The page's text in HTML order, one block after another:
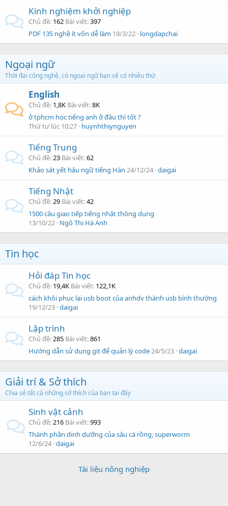
Kinh nghiệm khởi nghiệp
Chủ đề 162 Bài viết 397
PDF 135 nghề ít vốn dễ làm 19/3/22 longdapchai
Ngoại ngữ
Thời đại công nghệ, có ngoại ngữ bạn sẽ có nhiều thứ
English
Chủ đề 1,8K Bài viết 8K
ở tphcm học tiếng anh ở đâu thì tốt ?
Thứ tư lúc 10:27 huynhthiynguyen
Tiếng Trung
Chủ đề 23 Bài viết 62
Khảo sát yết hậu ngữ tiếng Hán 24/12/24 daigai
Tiếng Nhật
Chủ đề 29 Bài viết 42
1500 câu giao tiếp tiếng nhật thông dụng
13/10/22 Ngô Thị Hà Anh
Tin học
Hỏi đáp Tin học
Chủ đề 19,4K Bài viết 122,1K
cách khôi phục lại usb boot của anhdv thành usb bình thường
19/12/23 daigai
Lập trình
Chủ đề 285 Bài viết 861
Hướng dẫn sử dụng git để quản lý code24/5/23 daigai
Giải trí & Sở thích
Chia sẻ tất cả những sở thích của bạn tại đây
Sinh vật cảnh
Chủ đề 216 Bài viết 993
Thành phần dinh dưỡng của sâu cá rồng, superworm
12/6/24 daigai
Tài liệu nông nghiệp